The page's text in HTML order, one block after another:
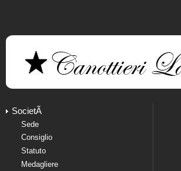
SocietÃ
Sede
Consiglio
Statuto
Medagliere